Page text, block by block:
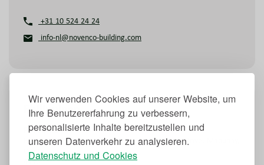
Wir verwenden Cookies auf unserer Website, um
Ihre Benutzererfahrung zu verbessern,
personalisierte Inhalte bereitzustellen und
unseren Datenverkehr zu analysieren.
Datenschutz und Cookies
+31 10 524 24 24
info-nl@novenco-building.com
Philippinen
Philippines
Room 202, First Global Technopark, Governor’s Drive, Mabuhay,
Cavite
4116